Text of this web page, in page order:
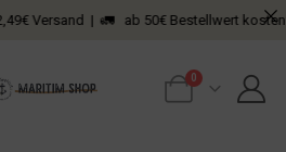
| 🚛 ab 50€ Bestellwert
0